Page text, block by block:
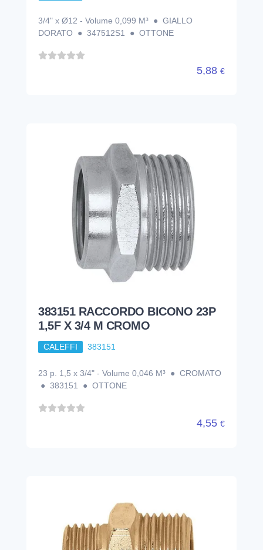
3/4" x Ø12 - Volume 0,099 M³ ● GIALLO
DORATO ● 347512S1 ● OTTONE
5,88 €
383151 RACCORDO BICONO 23P
1,5F X 3/4 M CROMO
CALEFFI 383151
23 p. 1,5 x 3/4" - Volume 0,046 M³ ● CROMATO
● 383151 ● OTTONE
4,55 €